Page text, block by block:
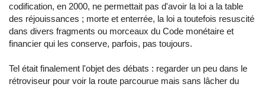
codification, en 2000, ne permettait pas d'avoir la loi a la table
des réjouissances ; morte et enterrée, la loi a toutefois resuscité
dans divers fragments ou morceaux du Code monétaire et
financier qui les conserve, parfois, pas toujours.
Tel était finalement l'objet des débats : regarder un peu dans le
rétroviseur pour voir la route parcourue mais sans lâcher du